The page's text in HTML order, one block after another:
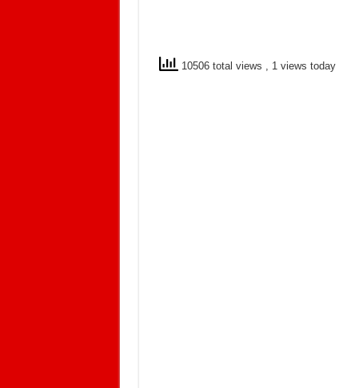
10506 total views , 1 views today